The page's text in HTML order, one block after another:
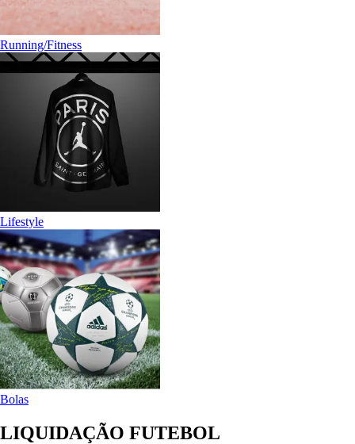
Running/Fitness
Lifestyle
Bolas
LIQUIDAÇÃO FUTEBOL